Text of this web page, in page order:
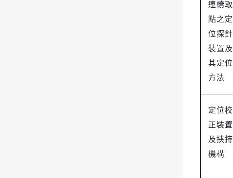
連續取
點之定
位探針
裝置及
其定位
方法
定位校
正裝置
及挾持
機構